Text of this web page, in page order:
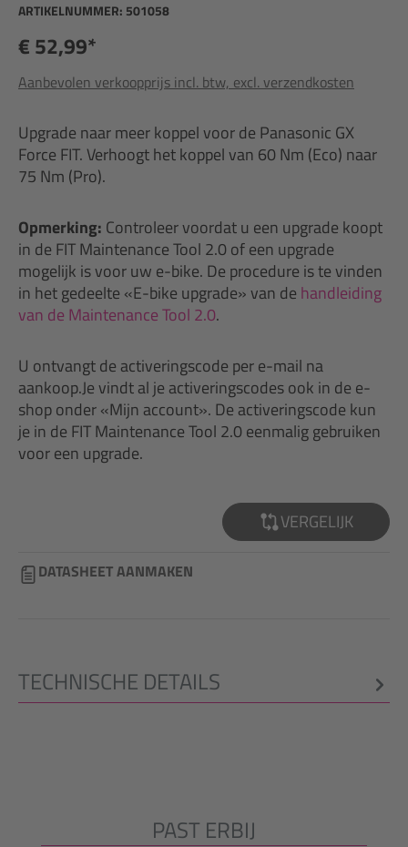
ARTIKELNUMMER: 501058
€ 52,99*
Aanbevolen verkoopprijs incl. btw, excl. verzendkosten
Upgrade naar meer koppel voor de Panasonic GX
Force FIT. Verhoogt het koppel van 60 Nm (Eco) naar
75 Nm (Pro).
Opmerking: Controleer voordat u een upgrade koopt
in de FIT Maintenance Tool 2.0 of een upgrade
mogelijk is voor uw e-bike. De procedure is te vinden
in het gedeelte «E-bike upgrade» van de handleiding
van de Maintenance Tool 2.0.
U ontvangt de activeringscode per e-mail na
aankoop.Je vindt al je activeringscodes ook in de e-
shop onder «Mijn account». De activeringscode kun
je in de FIT Maintenance Tool 2.0 eenmalig gebruiken
voor een upgrade.
VERGELIJK
DATASHEET AANMAKEN
TECHNISCHE DETAILS
Productgalerij overslaanPAST ERBIJ